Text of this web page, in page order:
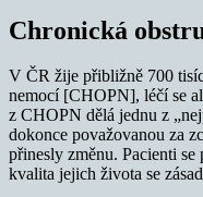
Chronická
V ČR žije přibližně 700
nemocí [CHOPN], léčí se
z CHOPN dělá jednu z
dokonce považovanou za
přinesly změnu. Pacienti
kvalita jejich života se